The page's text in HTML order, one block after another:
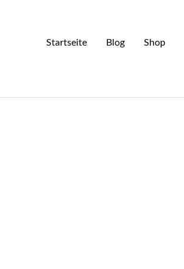
Startseite Blog Shop